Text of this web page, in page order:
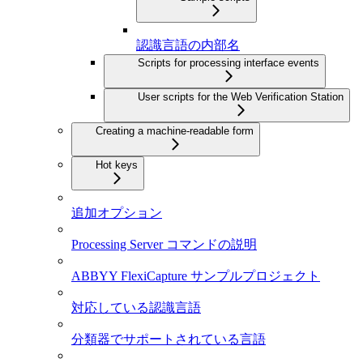
認識言語の内部名
Scripts for processing interface events
User scripts for the Web Verification Station
Creating a machine-readable form
Hot keys
追加オプション
Processing Server コマンドの説明
ABBYY FlexiCapture サンプルプロジェクト
対応している認識言語
分類器でサポートされている言語